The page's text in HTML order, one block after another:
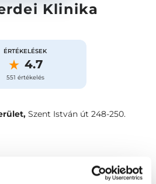
Klinika
ÉRTÉKELÉSEK
4.7
551 értékelés
Szent István út 248-250.
Vélemények